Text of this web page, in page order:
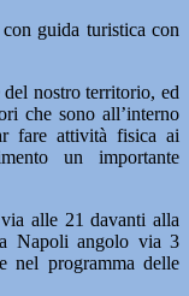
guida turistica con
nostro territorio, ed
che sono all’interno
fare attività fisica ai
un importante
alle 21 davanti alla
Napoli angolo via 3
nel programma delle